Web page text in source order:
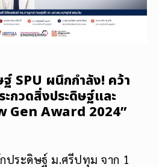
ฐ์ SPU ผนึกกำลัง! คว้า
ะกวดสิ่งประดิษฐ์และ
Gen Award 2024”
ระดิษฐ์ ม.ศรีปทุม จาก 1